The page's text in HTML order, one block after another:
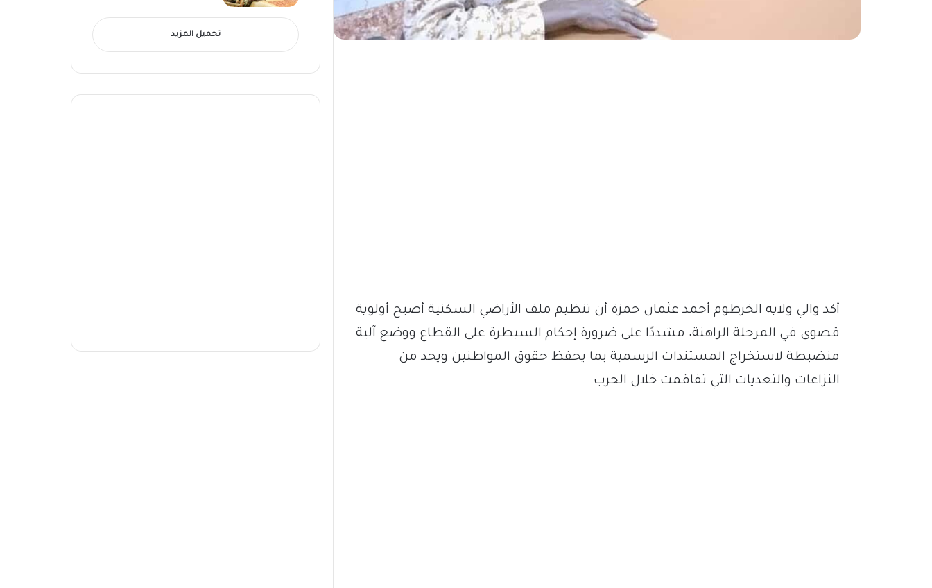
أكد والي ولاية الخرطوم أحمد عثمان حمزة أن تنظيم ملف الأراضي السكنية أصبح أولوية
قصوى في المرحلة الراهنة، مشددًا على ضرورة إحكام السيطرة على القطاع ووضع آلية
منضبطة لاستخراج المستندات الرسمية بما يحفظ حقوق المواطنين ويحد من
النزاعات والتعديات التي تفاقمت خلال الحرب.
تحميل المزيد